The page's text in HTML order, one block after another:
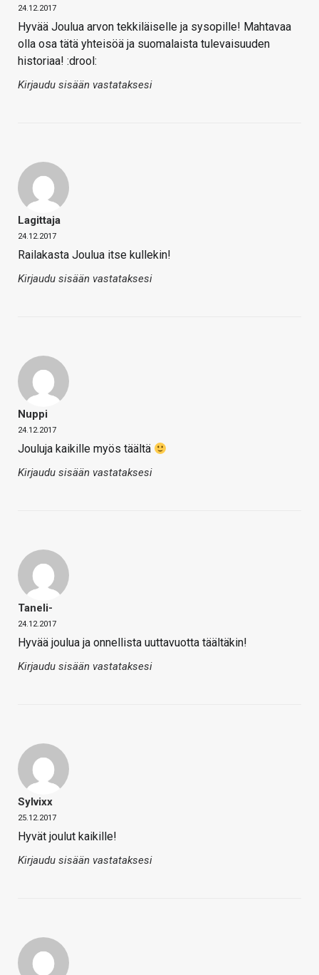
24.12.2017
Hyvää Joulua arvon tekkiläiselle ja sysopille! Mahtavaa
olla osa tätä yhteisöä ja suomalaista tulevaisuuden
historiaa! :drool:
Kirjaudu sisään vastataksesi
Lagittaja
24.12.2017
Railakasta Joulua itse kullekin!
Kirjaudu sisään vastataksesi
Nuppi
24.12.2017
Jouluja kaikille myös täältä
Kirjaudu sisään vastataksesi
Taneli-
24.12.2017
Hyvää joulua ja onnellista uuttavuotta täältäkin!
Kirjaudu sisään vastataksesi
Sylvixx
25.12.2017
Hyvät joulut kaikille!
Kirjaudu sisään vastataksesi